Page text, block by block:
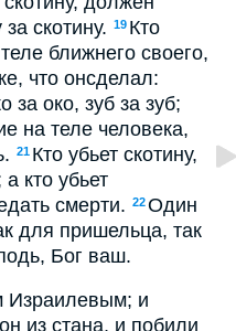
скотину. 19 Кто
ближнего своего,
что онсделал:
за око, зуб за зуб;
на теле человека,
21 Кто убьет скотину,
кто убьет
смерти. 22Один
для пришельца, так
Бог ваш.
Израилевым; и
из стана, и побили